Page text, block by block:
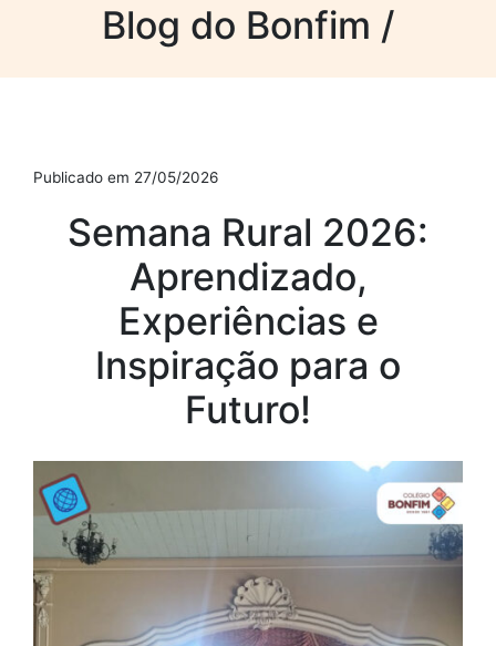
Blog do Bonfim /
Publicado em 27/05/2026
Semana Rural 2026:
Aprendizado,
Experiências e
Inspiração para o
Futuro!